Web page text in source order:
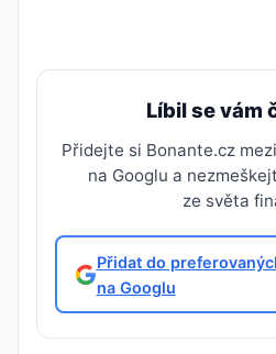
Líbil se vám
Přidejte si Bonante.cz
na Googlu a
ze světa
Přidat do
na Googlu